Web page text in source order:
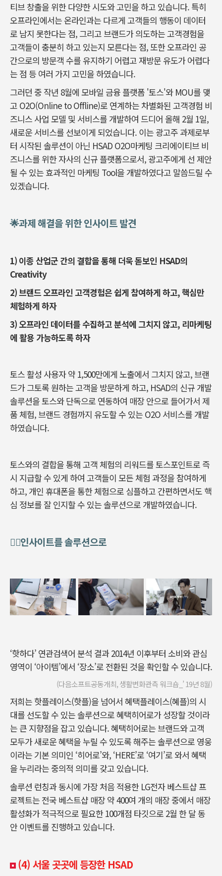
티브 창출을 위한 다양한 시도와 고민을 하고 있습니다. 특히
오프라인에서는 온라인과는 다르게 고객들의 행동이 데이터
로 남지 못한다는 점, 그리고 브랜드가 의도하는 고객경험을
고객들이 충분히 하고 있는지 모른다는 점, 또한 오프라인 공
간으로의 방문객 수를 유지하기 어렵고 재방문 유도가 어렵다
는 점 등 여러 가지 고민을 하였습니다.
그러던 중 작년 8월에 모바일 금융 플랫폼 '토스'와 MOU를 맺
고 O2O(Online to Offline)로 연계하는 차별화된 고객경험 비
즈니스 사업 모델 및 서비스를 개발하여 드디어 올해 2월 1일,
새로운 서비스를 선보이게 되었습니다. 이는 광고주 과제로부
터 시작된 솔루션이 아닌 HSAD O2O마케팅 크리에이티브 비
즈니스를 위한 자사의 신규 플랫폼으로서, 광고주에게 선 제안
될 수 있는 효과적인 마케팅 Tool을 개발하였다고 말씀드릴 수
있겠습니다.
🌟과제 해결을 위한 인사이트 발견
1) 이종 산업군 간의 결합을 통해 더욱 돋보인 HSAD의
Creativity
2) 브랜드 오프라인 고객경험은 쉽게 참여하게 하고, 핵심만
체험하게 하자
3) 오프라인 데이터를 수집하고 분석에 그치지 않고, 리마케팅
에 활용 가능하도록 하자
토스 활성 사용자 약 1,500만에게 노출에서 그치지 않고, 브랜
드가 그토록 원하는 고객을 방문하게 하고, HSAD의 신규 개발
솔루션을 토스와 단독으로 연동하여 매장 안으로 들어가서 제
품 체험, 브랜드 경험까지 유도할 수 있는 O2O 서비스를 개발
하였습니다.
토스와의 결합을 통해 고객 체험의 리워드를 토스포인트로 즉
시 지급할 수 있게 하여 고객들이 모든 체험 과정을 참여하게
하고, 개인 휴대폰을 통한 체험으로 심플하고 간편하면서도 핵
심 정보를 잘 인지할 수 있는 솔루션으로 개발하였습니다.
🧚‍♀인사이트를 솔루션으로
‘핫하다’ 연관검색어 분석 결과 2014년 이후부터 소비와 관심
영역이 ‘아이템’에서 ‘장소’로 전환된 것을 확인할 수 있습니다.
(다음소프트공동개최, 생활변화관측 워크숍_’ 19년 8월)
저희는 핫플레이스(핫플)을 넘어서 혜택플레이스(혜플)의 시
대를 선도할 수 있는 솔루션으로 혜택히어로가 성장할 것이라
는 큰 지향점을 잡고 있습니다. 혜택히어로는 브랜드와 고객
모두가 새로운 혜택을 누릴 수 있도록 해주는 솔루션으로 영웅
이라는 기본 의미인 ‘히어로’와, ‘HERE’로 ‘여기’로 와서 혜택
을 누리라는 중의적 의미를 갖고 있습니다.
솔루션 런칭과 동시에 가장 처음 적용한 LG전자 베스트샵 프
로젝트는 전국 베스트샵 매장 약 400여 개의 매장 중에서 매장
활성화가 적극적으로 필요한 100개점 타깃으로 2월 한 달 동
안 이벤트를 진행하고 있습니다.
(4) 서울 곳곳에 등장한 HSAD